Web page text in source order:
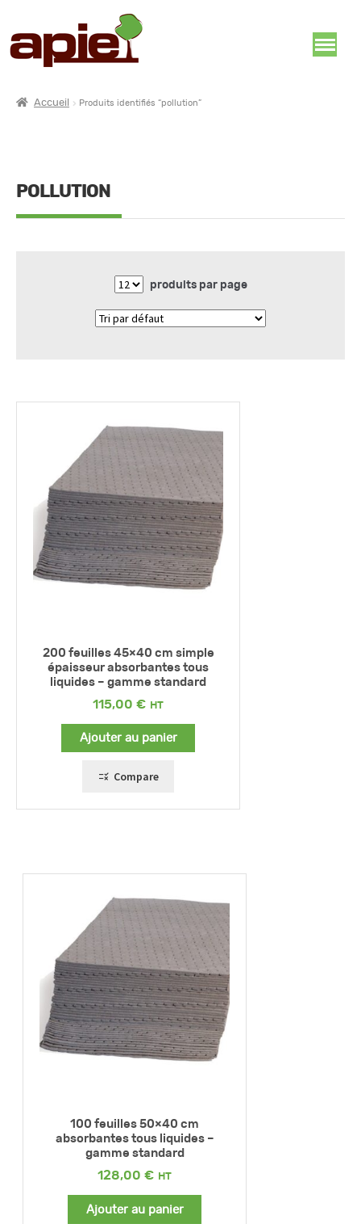
Accueil Produits identifiés “pollution”
POLLUTION
produits par page
200 feuilles 45×40 cm simple
épaisseur absorbantes tous
liquides – gamme standard
115,00 €
Ajouter au panier
Compare
100 feuilles 50×40 cm
absorbantes tous liquides –
gamme standard
128,00 €
Ajouter au panier